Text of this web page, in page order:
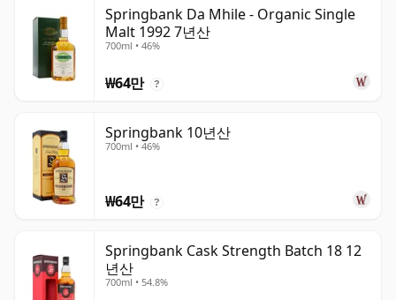
Springbank Da Mhile - Organic Single
Malt 1992 7년산
700ml • 46%
₩64만 ?
Springbank 10년산
700ml • 46%
₩64만 ?
Springbank Cask Strength Batch 18 12
년산
700ml • 54.8%